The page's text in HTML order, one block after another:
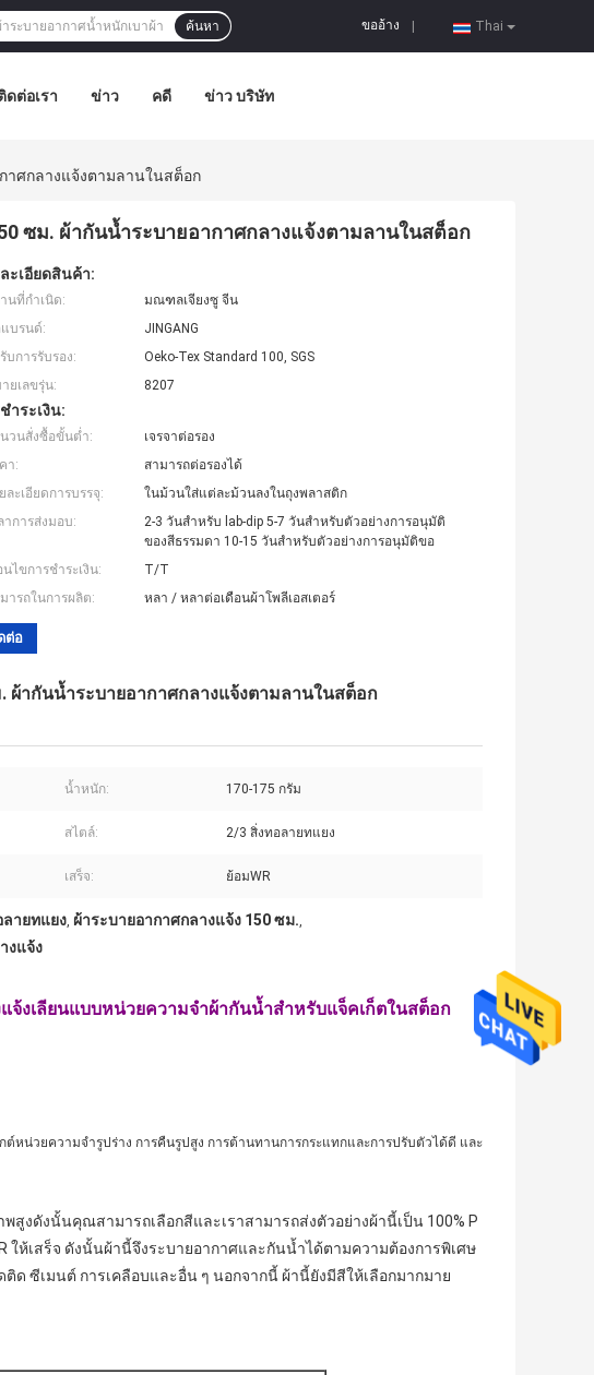
Thai
ขออ้าง
ค้นหา
ดต่อเรา ข่าว คดี ข่าว บริษัท
าศกลางแจ้งตามลานในสต็อก
ซม. ผ้ากันน้ำระบายอากาศกลางแจ้งตามลานในสต็อก
ะเอียดสินค้า:
นที่กำเนิด:
มณฑลเจียงซู จีน
บรนด์:
JINGANG
บการรับรอง:
Oeko-Tex Standard 100, SGS
ยเลขรุ่น:
8207
ำระเงิน:
วนสั่งซื้อขั้นต่ำ:
เจรจาต่อรอง
า:
สามารถต่อรองได้
ละเอียดการบรรจุ:
ในม้วนใส่แต่ละม้วนลงในถุงพลาสติก
าการส่งมอบ:
2-3 วันสำหรับ lab-dip 5-7 วันสำหรับตัวอย่างการอนุมัติ
ของสีธรรมดา 10-15 วันสำหรับตัวอย่างการอนุมัติขอ
นไขการชำระเงิน:
T/T
ารถในการผลิต:
หลา / หลาต่อเดือนผ้าโพลีเอสเตอร์
ต่อ
ผ้ากันน้ำระบายอากาศกลางแจ้งตามลานในสต็อก
น้ำหนัก: 170-175 กรัม
สไตล์: 2/3 สิ่งทอลายทแยง
เสร็จ: ย้อมWR
ายทแยง, ผ้าระบายอากาศกลางแจ้ง 150 ซม.,
งแจ้ง
จ้งเลียนแบบหน่วยความจำผ้ากันน้ำสำหรับแจ็คเก็ตในสต็อก
น่วยความจำรูปร่าง การคืนรูปสูง การต้านทานการกระแทกและการปรับตัวได้ดี และ
งดังนั้นคุณสามารถเลือกสีและเราสามารถส่งตัวอย่างผ้านี้เป็น 100% P
ให้เสร็จ ดังนั้นผ้านี้จึงระบายอากาศและกันน้ำได้ตามความต้องการพิเศษ
ด ซีเมนต์ การเคลือบและอื่น ๆ นอกจากนี้ ผ้านี้ยังมีสีให้เลือกมากมาย